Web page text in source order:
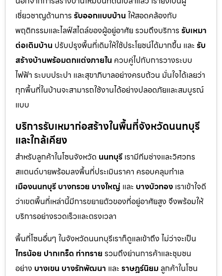
เชี่ยวชาญด้านการ รับออกแบบบ้าน ให้สอดคล้องกับ
พฤติกรรมและไลฟ์สไตล์ของผู้อยู่อาศัย รวมถึงบริการ รับเหมา
ต่อเติมบ้าน ปรับปรุงพื้นที่เดิมให้ใช้ประโยชน์ได้มากขึ้น และ รับ
สร้างบ้านพร้อมตกแต่งภายใน ควบคู่ไปกับการวางระบบ
ไฟฟ้า ระบบประปา และสุขาภิบาลอย่างครบถ้วน มั่นใจได้เลยว่า
ทุกพื้นที่ในบ้านจะสามารถใช้งานได้อย่างปลอดภัยและสมบูรณ์
แบบ
บริการรับเหมาก่อสร้างในพื้นที่จังหวัดนนทบุรี
และใกล้เคียง
สำหรับลูกค้าในโซนจังหวัด นนทบุรี เรามีทีมช่างและวิศวกร
สแตนด์บายพร้อมลงพื้นที่ประเมินราคา ครอบคลุมทำเล
เมืองนนทบุรี บางกรวย บางใหญ่ และ บางบัวทอง เราเข้าใจดี
ว่าเขตพื้นที่เหล่านี้มีการขยายตัวของที่อยู่อาศัยสูง จึงพร้อมให้
บริการอย่างรวดเร็วและตรงเวลา
พื้นที่โซนอื่นๆ ในจังหวัดนนทบุรีเราก็ดูแลเข้าถึง ไม่ว่าจะเป็น
ไทรน้อย ปากเกร็ด ท่าทราย รวมถึงย่านการค้าและชุมชน
อย่าง บางเขน บางรักพัฒนา และ ราษฎร์นิยม ลูกค้าในโซน